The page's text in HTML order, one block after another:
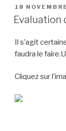
PUBLIÉ
LE
18
Evaluation
Il s’agit
faudra le
Cliquez sur